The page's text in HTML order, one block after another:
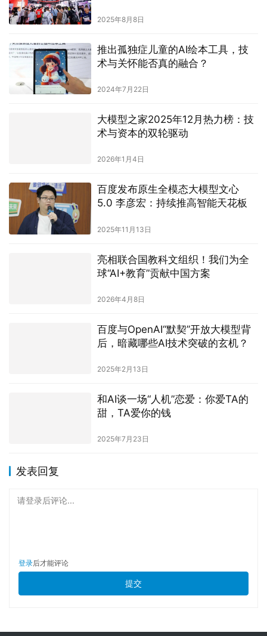
2025年8月8日
推出孤独症儿童的AI绘本工具，技
术与关怀能否真的融合？
2024年7月22日
大模型之家2025年12月热力榜：技
术与资本的双轮驱动
2026年1月4日
百度发布原生全模态大模型文心
5.0 李彦宏：持续推高智能天花板
2025年11月13日
亮相联合国教科文组织！我们为全
球“AI+教育”贡献中国方案
2026年4月8日
百度与OpenAI“默契”开放大模型背
后，暗藏哪些AI技术突破的玄机？
2025年2月13日
和AI谈一场“人机”恋爱：你爱TA的
甜，TA爱你的钱
2025年7月23日
发表回复
请登录后评论...
登录后才能评论
提交